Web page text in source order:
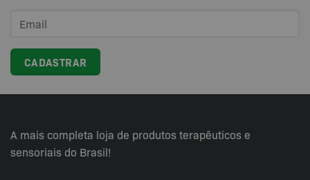
A mais completa loja de produtos terapêuticos e
sensoriais do Brasil!